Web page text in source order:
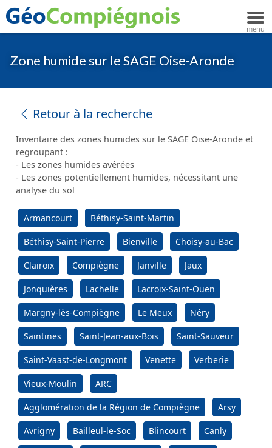
Zone humide sur le SAGE Oise-Aronde
Retour à la recherche
Inventaire des zones humides sur le SAGE Oise-Aronde et
regroupant :
- Les zones humides avérées
- Les zones potentiellement humides, nécessitant une
analyse du sol
Armancourt Béthisy-Saint-Martin
Béthisy-Saint-Pierre Bienville Choisy-au-Bac
Clairoix Compiègne Janville Jaux
Jonquières Lachelle Lacroix-Saint-Ouen
Margny-lès-Compiègne Le Meux Néry
Saintines Saint-Jean-aux-Bois Saint-Sauveur
Saint-Vaast-de-Longmont Venette Verberie
Vieux-Moulin ARC
Agglomération de la Région de Compiègne Arsy
Avrigny Bailleul-le-Soc Blincourt Canly